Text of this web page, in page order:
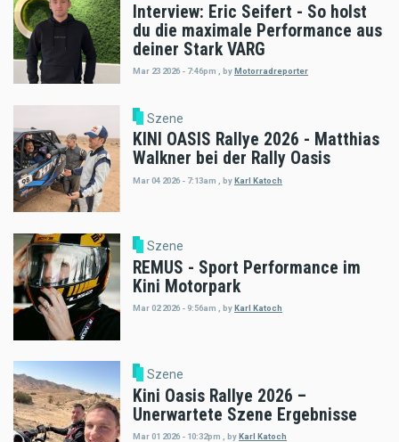
Interview: Eric Seifert - So holst
du die maximale Performance aus
deiner Stark VARG
Mar 23 2026 - 7:46pm byMotorradreporter
Szene
KINI OASIS Rallye 2026 - Matthias
Walkner bei der Rally Oasis
Mar 04 2026 - 7:13am byKarl Katoch
Szene
REMUS - Sport Performance im
Kini Motorpark
Mar 02 2026 - 9:56am , by Karl Katoch
Szene
Kini Oasis Rallye 2026 –
Unerwartete Szene Ergebnisse
Mar 01 2026 - 10:32pm byKarl Katoch